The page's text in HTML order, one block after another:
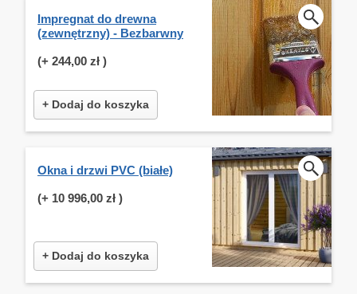
Impregnat do drewna
(zewnętrzny) - Bezbarwny
(+ 244,00 zł )
+ Dodaj do koszyka
Okna i drzwi PVC (białe)
(+ 10 996,00 zł )
+ Dodaj do koszyka